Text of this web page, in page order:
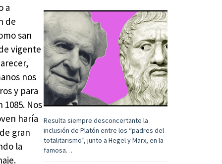
a
de
san
vigente
nos
y para
Nos
haría
gran
la
Resulta siempre desconcertante la
inclusión de Platón entre los “padres del
totalitarismo”, junto a Hegel y Marx, en la
famosa…